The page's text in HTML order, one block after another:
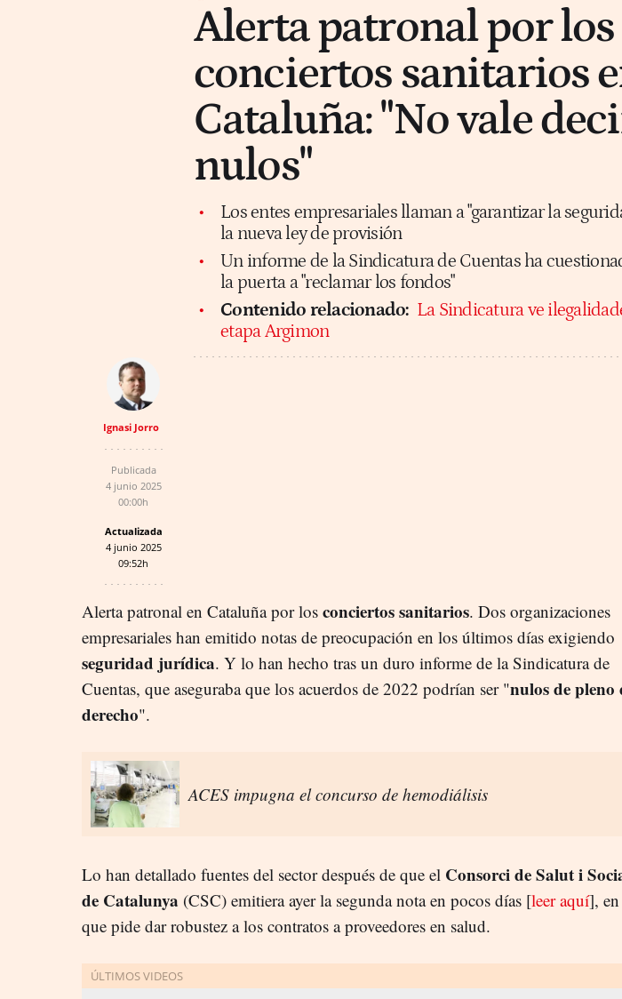
Alerta patronal por los
conciertos sanitarios
Cataluña: "No vale
nulos"
Los entes empresariales llaman a "garantizar la
la nueva ley de provisión
Un informe de la Sindicatura de Cuentas ha
la puerta a "reclamar los fondos"
Contenido relacionado: La Sindicatura ve
etapa Argimon
Ignasi Jorro
Publicada
4 junio 2025
00:00h
Actualizada
4 junio 2025
09:52h
Alerta patronal en Cataluña por los conciertos sanitarios. Dos organizaciones
empresariales han emitido notas de preocupación en los últimos días exigiendo
seguridad jurídica. Y lo han hecho tras un duro informe de la Sindicatura de
Cuentas, que aseguraba que los acuerdos de 2022 podrían ser "nulos de pleno
derecho".
ACES impugna el concurso de hemodiálisis
Lo han detallado fuentes del sector después de que el Consorci de Salut i
de Catalunya (CSC) emitiera ayer la segunda nota en pocos días [leer aquí],
que pide dar robustez a los contratos a proveedores en salud.